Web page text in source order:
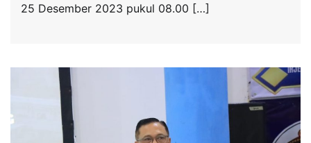
25 Desember 2023 pukul 08.00 […]